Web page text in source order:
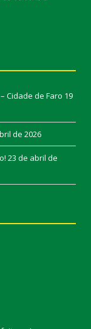
– Cidade de Faro 19
de 2026
23 de abril de